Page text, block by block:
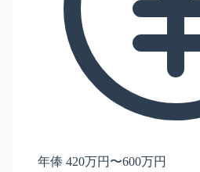
年俸 420万円〜600万円